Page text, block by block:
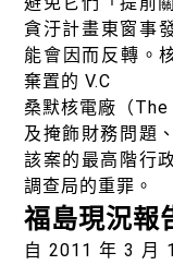
貪汙計畫東窗事
能會因而反轉。
棄置的 V.C
桑默核電廠（
及掩飾財務問題
該案的最高階行
調查局的重罪。
福島現況報
自 2011 年 3 月